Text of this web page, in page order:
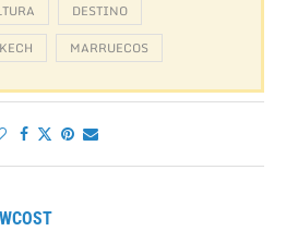
DESTINO
MARRUECOS